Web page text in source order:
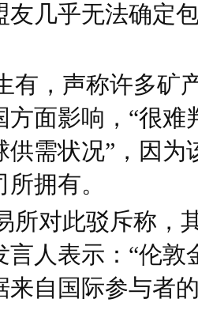
友几乎无法确定
有，声称许多矿
方面影响，“很难
供需状况”，因为
拥有。
所对此驳斥称，
言人表示：“伦敦
来自国际参与者